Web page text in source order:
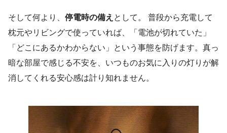
そして何より、 停電時の備え として。 普段から充電して
枕元やリビングで使っていれば、「電池が切れていた」
「どこにあるかわからない」という事態を防げます。真っ
暗な部屋で感じる不安を、いつものお気に入りの灯りが解
消してくれる安心感は計り知れません。